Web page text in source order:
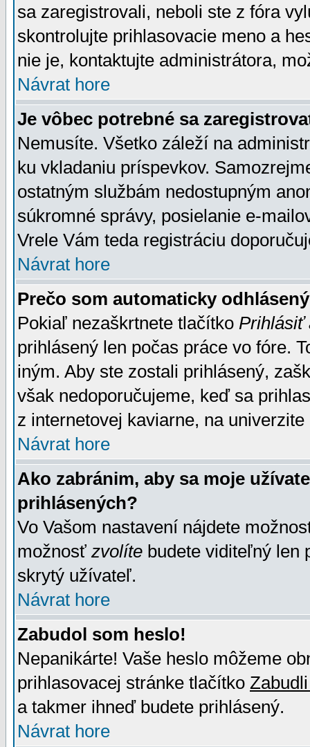
sa zaregistrovali, neboli ste z fóra
skontrolujte prihlasovacie meno a
nie je, kontaktujte administrátora,
Návrat hore
Je vôbec potrebné sa
Nemusíte. Všetko záleží na
ku vkladaniu príspevkov.
ostatným službám nedostupným
súkromné správy, posielanie e-
Vrele Vám teda registráciu
Návrat hore
Prečo som automaticky
Pokiaľ nezaškrtnete tlačítko Prihlásiť
prihlásený len počas práce vo fóre.
iným. Aby ste zostali prihlásený,
však nedoporučujeme, keď sa
z internetovej kaviarne, na univerzite
Návrat hore
Ako zabránim, aby sa moje
prihlásených?
Vo Vašom nastavení nájdete
možnosť zvolíte budete viditeľný len
skrytý užívateľ.
Návrat hore
Zabudol som heslo!
Nepanikárte! Vaše heslo môžeme
prihlasovacej stránke tlačítko
a takmer ihneď budete prihlásený.
Návrat hore